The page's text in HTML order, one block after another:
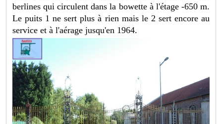
berlines qui circulent dans la bowette à l'étage -650 m.
Le puits 1 ne sert plus à rien mais le 2 sert encore au
service et à l'aérage jusqu'en 1964.